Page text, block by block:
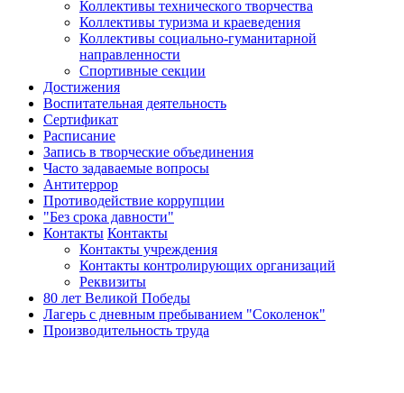
Коллективы технического творчества
Коллективы туризма и краеведения
Коллективы социально-гуманитарной
направленности
Спортивные секции
Достижения
Воспитательная деятельность
Cертификат
Расписание
Запись в творческие объединения
Часто задаваемые вопросы
Антитеррор
Противодействие коррупции
"Без срока давности"
Контакты Контакты
Контакты учреждения
Контакты контролирующих организаций
Реквизиты
80 лет Великой Победы
Лагерь с дневным пребыванием "Соколенок"
Производительность труда